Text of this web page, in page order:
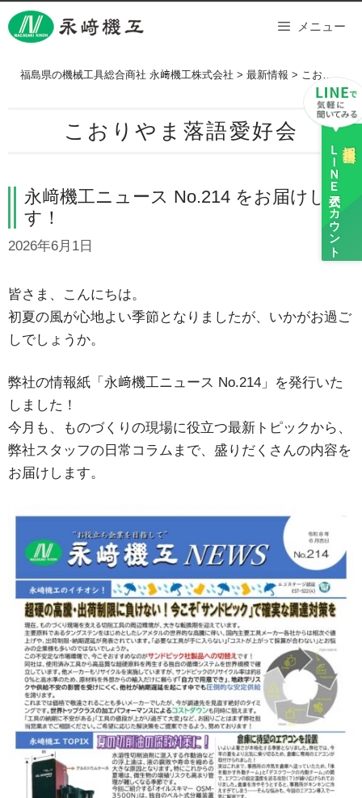
Skip
to
ＬＩＮＥ
公式アカウント
メニュー
福島県の機械工具総合商社 永﨑機工株式会社 > 最新情報 > こおりやま落語愛好会
こおりやま落語愛好会
永﨑機工ニュース No.214 をお届けしま
す！
2026年6月1日
皆さま、こんにちは。
初夏の風が心地よい季節となりましたが、いかがお過ご
しでしょうか。
弊社の情報紙「永﨑機工ニュース No.214」を発行いた
しました！
今月も、ものづくりの現場に役立つ最新トピックから、
弊社スタッフの日常コラムまで、盛りだくさんの内容を
お届けします。